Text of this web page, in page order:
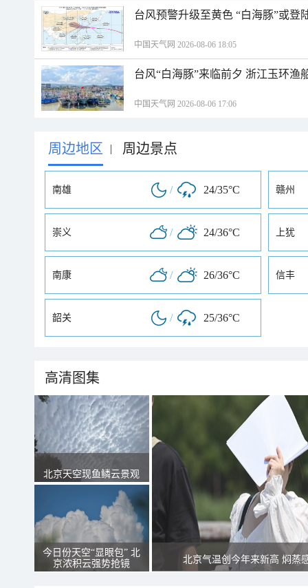
台风预警升级至黄色 “白海豚”或登
中国天气网 2026-08-06 18:05
台风“白海豚”来临前夕 浙江玉环渔
中国天气网 2026-08-06 17:06
周边地区 | 周边景点
南雄 / 24/35°C 赣州
崇义 / 24/36°C 上犹
南康 / 26/36°C 信丰
韶关 / 25/36°C
高清图集
北京天空现鱼鳞云景观
今日份天空“显眼包” 北
京浓积云强势抢镜
北京气温创今年来新高 焖蒸